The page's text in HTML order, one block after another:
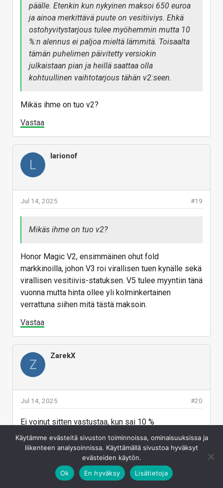
läppäriä), mutta onneksi saa duunista melkein
puoleen hintaan: jää itselle maksettavaa n.
1400€, joten ihan hyvä diili (?)
Kiinnostaa dex-käyttö myös 100% joten sillä
tulee varmasti kalikkaa testattua moneen
suuntaan.
päälle. Etenkin kun nykyinen maksoi 650 euroa
ja ainoa merkittävä puute on vesitiiviys. Ehkä
ostohyvitystarjous tulee myöhemmin mutta 10
%:n alennus ei paljoa mieltä lämmitä. Toisaalta
tämän puhelimen päivitetty versiokin
julkaistaan pian ja heillä saattaa olla
kohtuullinen vaihtotarjous tähän v2:seen.
Mikäs ihme on tuo v2?
Vastaa
L
larionof
#19
Jul 14, 2025
Mikäs ihme on tuo v2?
Honor Magic V2, ensimmäinen ohut fold
markkinoilla, johon V3 roi virallisen tuen kynälle sekä
virallisen vesitiivis-statuksen. V5 tulee myyntiin tänä
vuonna mutta hinta ollee yli kolminkertainen
verrattuna siihen mitä tästä maksoin.
Vastaa
Z
ZarekX
#20
Jul 14, 2025
Ei voinut sitten vastustaa, kun sai 10 %
lisäalennuksen ja kuulokkeet kaupan päälle, ja flex
jatkuu halvemmalla kuukausimaksulla.
Käytämme evästeitä sivuston toiminnoissa, ominaisuuksissa ja
liikenteen analysoinnissa. Käyttämällä sivustoa hyväksyt
evästeiden käytön.
Ok
En hyväksy Lisätietoja